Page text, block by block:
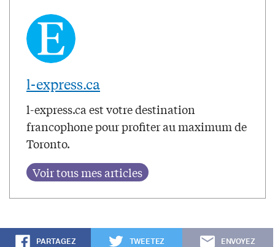
l-express.ca
l-express.ca est votre destination
francophone pour profiter au maximum de
Toronto.
PARTAGEZ TWEETEZ ENVOYEZ